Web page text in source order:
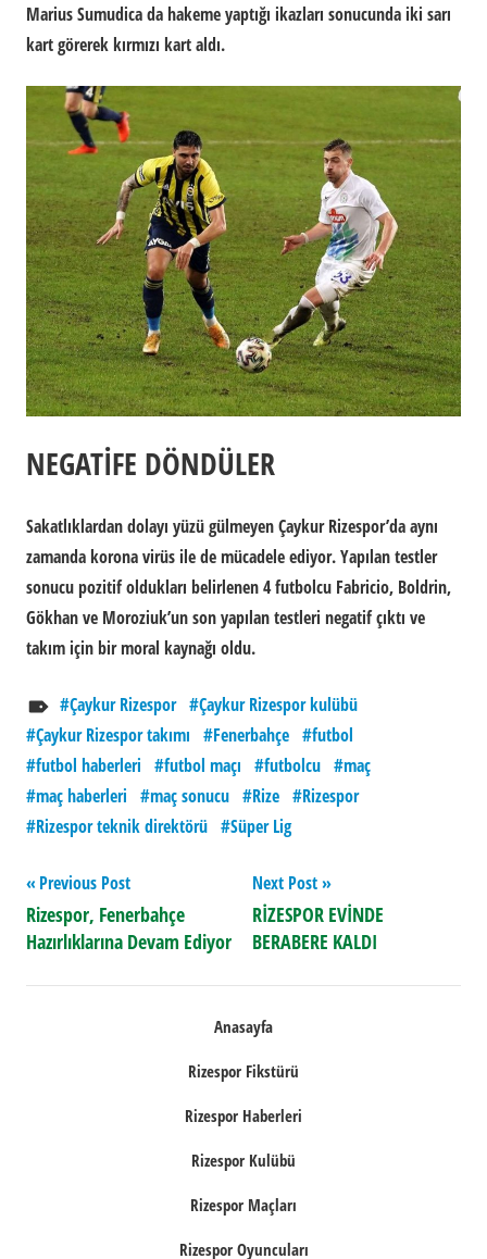
Marius Sumudica da hakeme yaptığı ikazları sonucunda iki sarı
kart görerek kırmızı kart aldı.
NEGATİFE DÖNDÜLER
Sakatlıklardan dolayı yüzü gülmeyen Çaykur Rizespor’da aynı
zamanda korona virüs ile de mücadele ediyor. Yapılan testler
sonucu pozitif oldukları belirlenen 4 futbolcu Fabricio, Boldrin,
Gökhan ve Moroziuk’un son yapılan testleri negatif çıktı ve
takım için bir moral kaynağı oldu.
Çaykur Rizespor
Çaykur Rizespor kulübü
Çaykur Rizespor takımı
Fenerbahçe
futbol
futbol haberleri
futbol maçı futbolcu
maç
maç haberleri
maç sonucu Rize
Rizespor
Rizespor teknik direktörü
Süper Lig
Yazı
gezinmesi
Previous Post
Rizespor, Fenerbahçe
Hazırlıklarına Devam Ediyor
Next Post
RİZESPOR EVİNDE
BERABERE KALDI
Anasayfa
Rizespor Fikstürü
Rizespor Haberleri
Rizespor Kulübü
Rizespor Maçları
Rizespor Oyuncuları